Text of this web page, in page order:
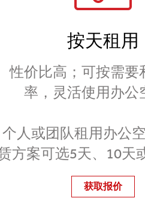
按天租用
性价比高；可按需要
率，灵活使用办公
个人或团队租用办公
方案可选5天、10天
获取报价